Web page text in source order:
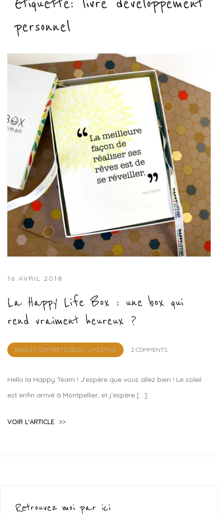
personnel
16 AVRIL 2018
La Happy Life Box : une box qui
rend vraiment heureux ?
BOXS ET COFFRETS DÉCO / LIFESTYLE
by
2 COMMENTS
Hello la Happy Team ! J’espère que vous allez bien ! Le soleil
est enfin arrivé à Montpellier, et j’espère […]
VOIR L'ARTICLE >>
Retrouvez moi par ici